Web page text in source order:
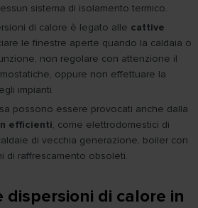
sistema di isolamento termico.
di calore è legato alle cattive
le finestre aperte quando la caldaia o
non regolare con attenzione il
oppure non effettuare la
impianti.
possono essere provocati anche dalla
efficienti, come elettrodomestici di
di vecchia generazione, boiler con
di raffrescamento obsoleti.
dispersioni di calore in